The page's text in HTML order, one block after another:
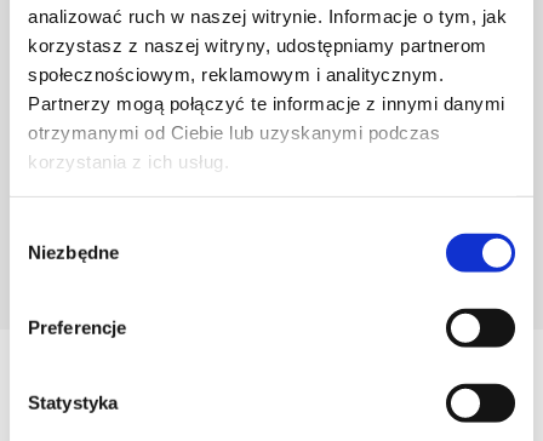
analizować ruch w naszej witrynie. Informacje o tym, jak
korzystasz z naszej witryny, udostępniamy partnerom
społecznościowym, reklamowym i analitycznym.
Partnerzy mogą połączyć te informacje z innymi danymi
otrzymanymi od Ciebie lub uzyskanymi podczas
korzystania z ich usług.
zgody
Niezbędne
Preferencje
Statystyka
Podobne produkty